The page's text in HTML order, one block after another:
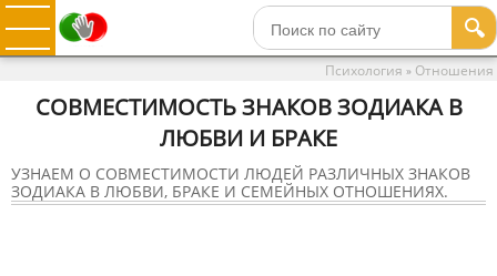
🔍
Психология » Отношения
СОВМЕСТИМОСТЬ ЗНАКОВ ЗОДИАКА В
ЛЮБВИ И БРАКЕ
УЗНАЕМ О СОВМЕСТИМОСТИ ЛЮДЕЙ РАЗЛИЧНЫХ ЗНАКОВ
ЗОДИАКА В ЛЮБВИ, БРАКЕ И СЕМЕЙНЫХ ОТНОШЕНИЯХ.